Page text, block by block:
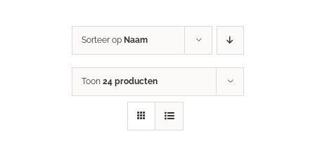
Sorteer op Naam
Toon 24 producten